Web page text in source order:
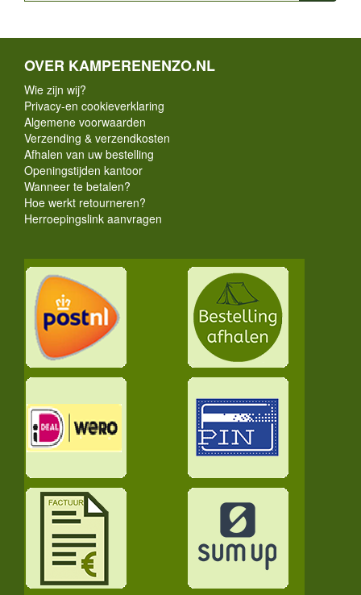
OVER KAMPERENENZO.NL
Wie zijn wij?
Privacy-en cookieverklaring
Algemene voorwaarden
Verzending & verzendkosten
Afhalen van uw bestelling
Openingstijden kantoor
Wanneer te betalen?
Hoe werkt retourneren?
Herroepingslink aanvragen